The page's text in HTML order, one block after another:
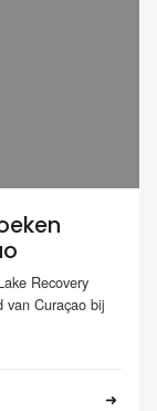
Recovery
van Curaçao bij